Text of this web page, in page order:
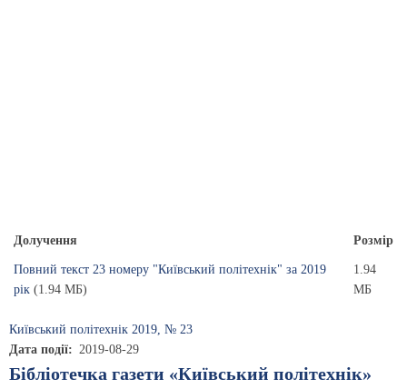
Долучення Розмір
Повний текст 23 номеру "Київський політехнік" за 2019
рік (1.94 МБ)
1.94
МБ
Київський полiтехнiк 2019, № 23
Дата події
2019-08-29
Бібліотечка газети «Київський політехнік»